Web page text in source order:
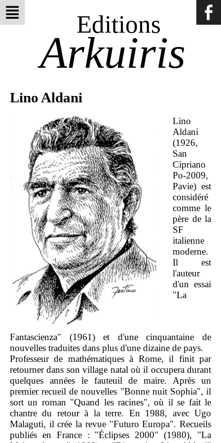
Editions
Arkuiris
Lino Aldani
Lino
Aldani
(1926,
San
Cipriano
Po-2009,
Pavie) est
considéré
comme le
père de la
SF
italienne
moderne.
Il est
l'auteur
d'un essai
"La
Fantascienza" (1961) et d'une cinquantaine de
nouvelles traduites dans plus d'une dizaine de pays.
Professeur de mathématiques à Rome, il finit par
retourner dans son village natal où il occupera durant
quelques années le fauteuil de maire. Après un
premier recueil de nouvelles "Bonne nuit Sophia", il
sort un roman "Quand les racines", où il se fait le
chantre du retour à la terre. En 1988, avec Ugo
Malaguti, il crée la revue "Futuro Europa". Recueils
publiés en France : "Éclipses 2000" (1980), "La